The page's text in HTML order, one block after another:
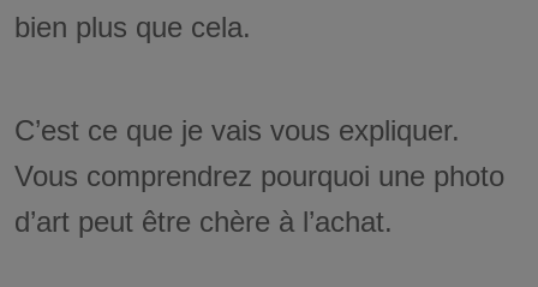
bien plus que cela.
C’est ce que je vais vous expliquer.
Vous comprendrez pourquoi une photo
d’art peut être chère à l’achat.